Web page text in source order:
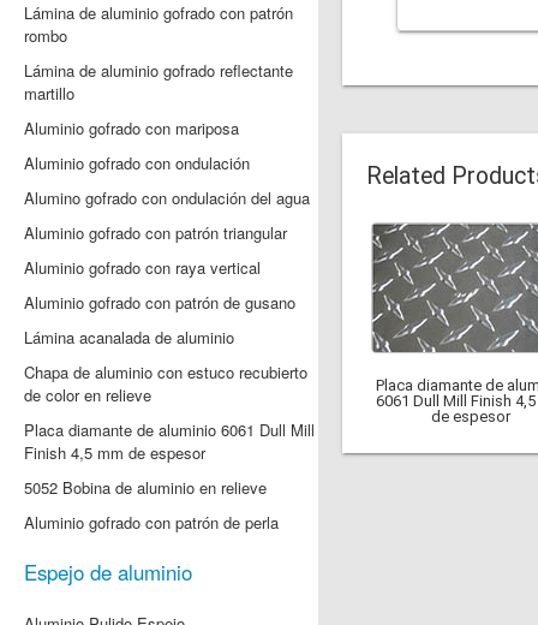
Lámina de aluminio gofrado con patrón
rombo
Lámina de aluminio gofrado reflectante
martillo
Aluminio gofrado con mariposa
Aluminio gofrado con ondulación
Alumino gofrado con ondulación del agua
Aluminio gofrado con patrón triangular
Aluminio gofrado con raya vertical
Aluminio gofrado con patrón de gusano
Lámina acanalada de aluminio
Chapa de aluminio con estuco recubierto
de color en relieve
Placa diamante de aluminio 6061 Dull Mill
Finish 4,5 mm de espesor
5052 Bobina de aluminio en relieve
Aluminio gofrado con patrón de perla
Espejo de aluminio
Related
Placa diamante de
6061 Dull Mill Finish
de espesor